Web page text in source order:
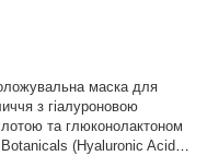
маска для
з гіалуроновою
та глюконолактоном
Botanicals (Hyaluronic Acid &